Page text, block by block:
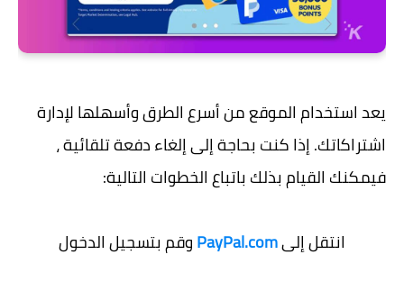
يعد استخدام الموقع من أسرع الطرق وأسهلها لإدارة
اشتراكاتك. إذا كنت بحاجة إلى إلغاء دفعة تلقائية ،
فيمكنك القيام بذلك باتباع الخطوات التالية:
انتقل إلىPayPal.comوقم بتسجيل الدخول